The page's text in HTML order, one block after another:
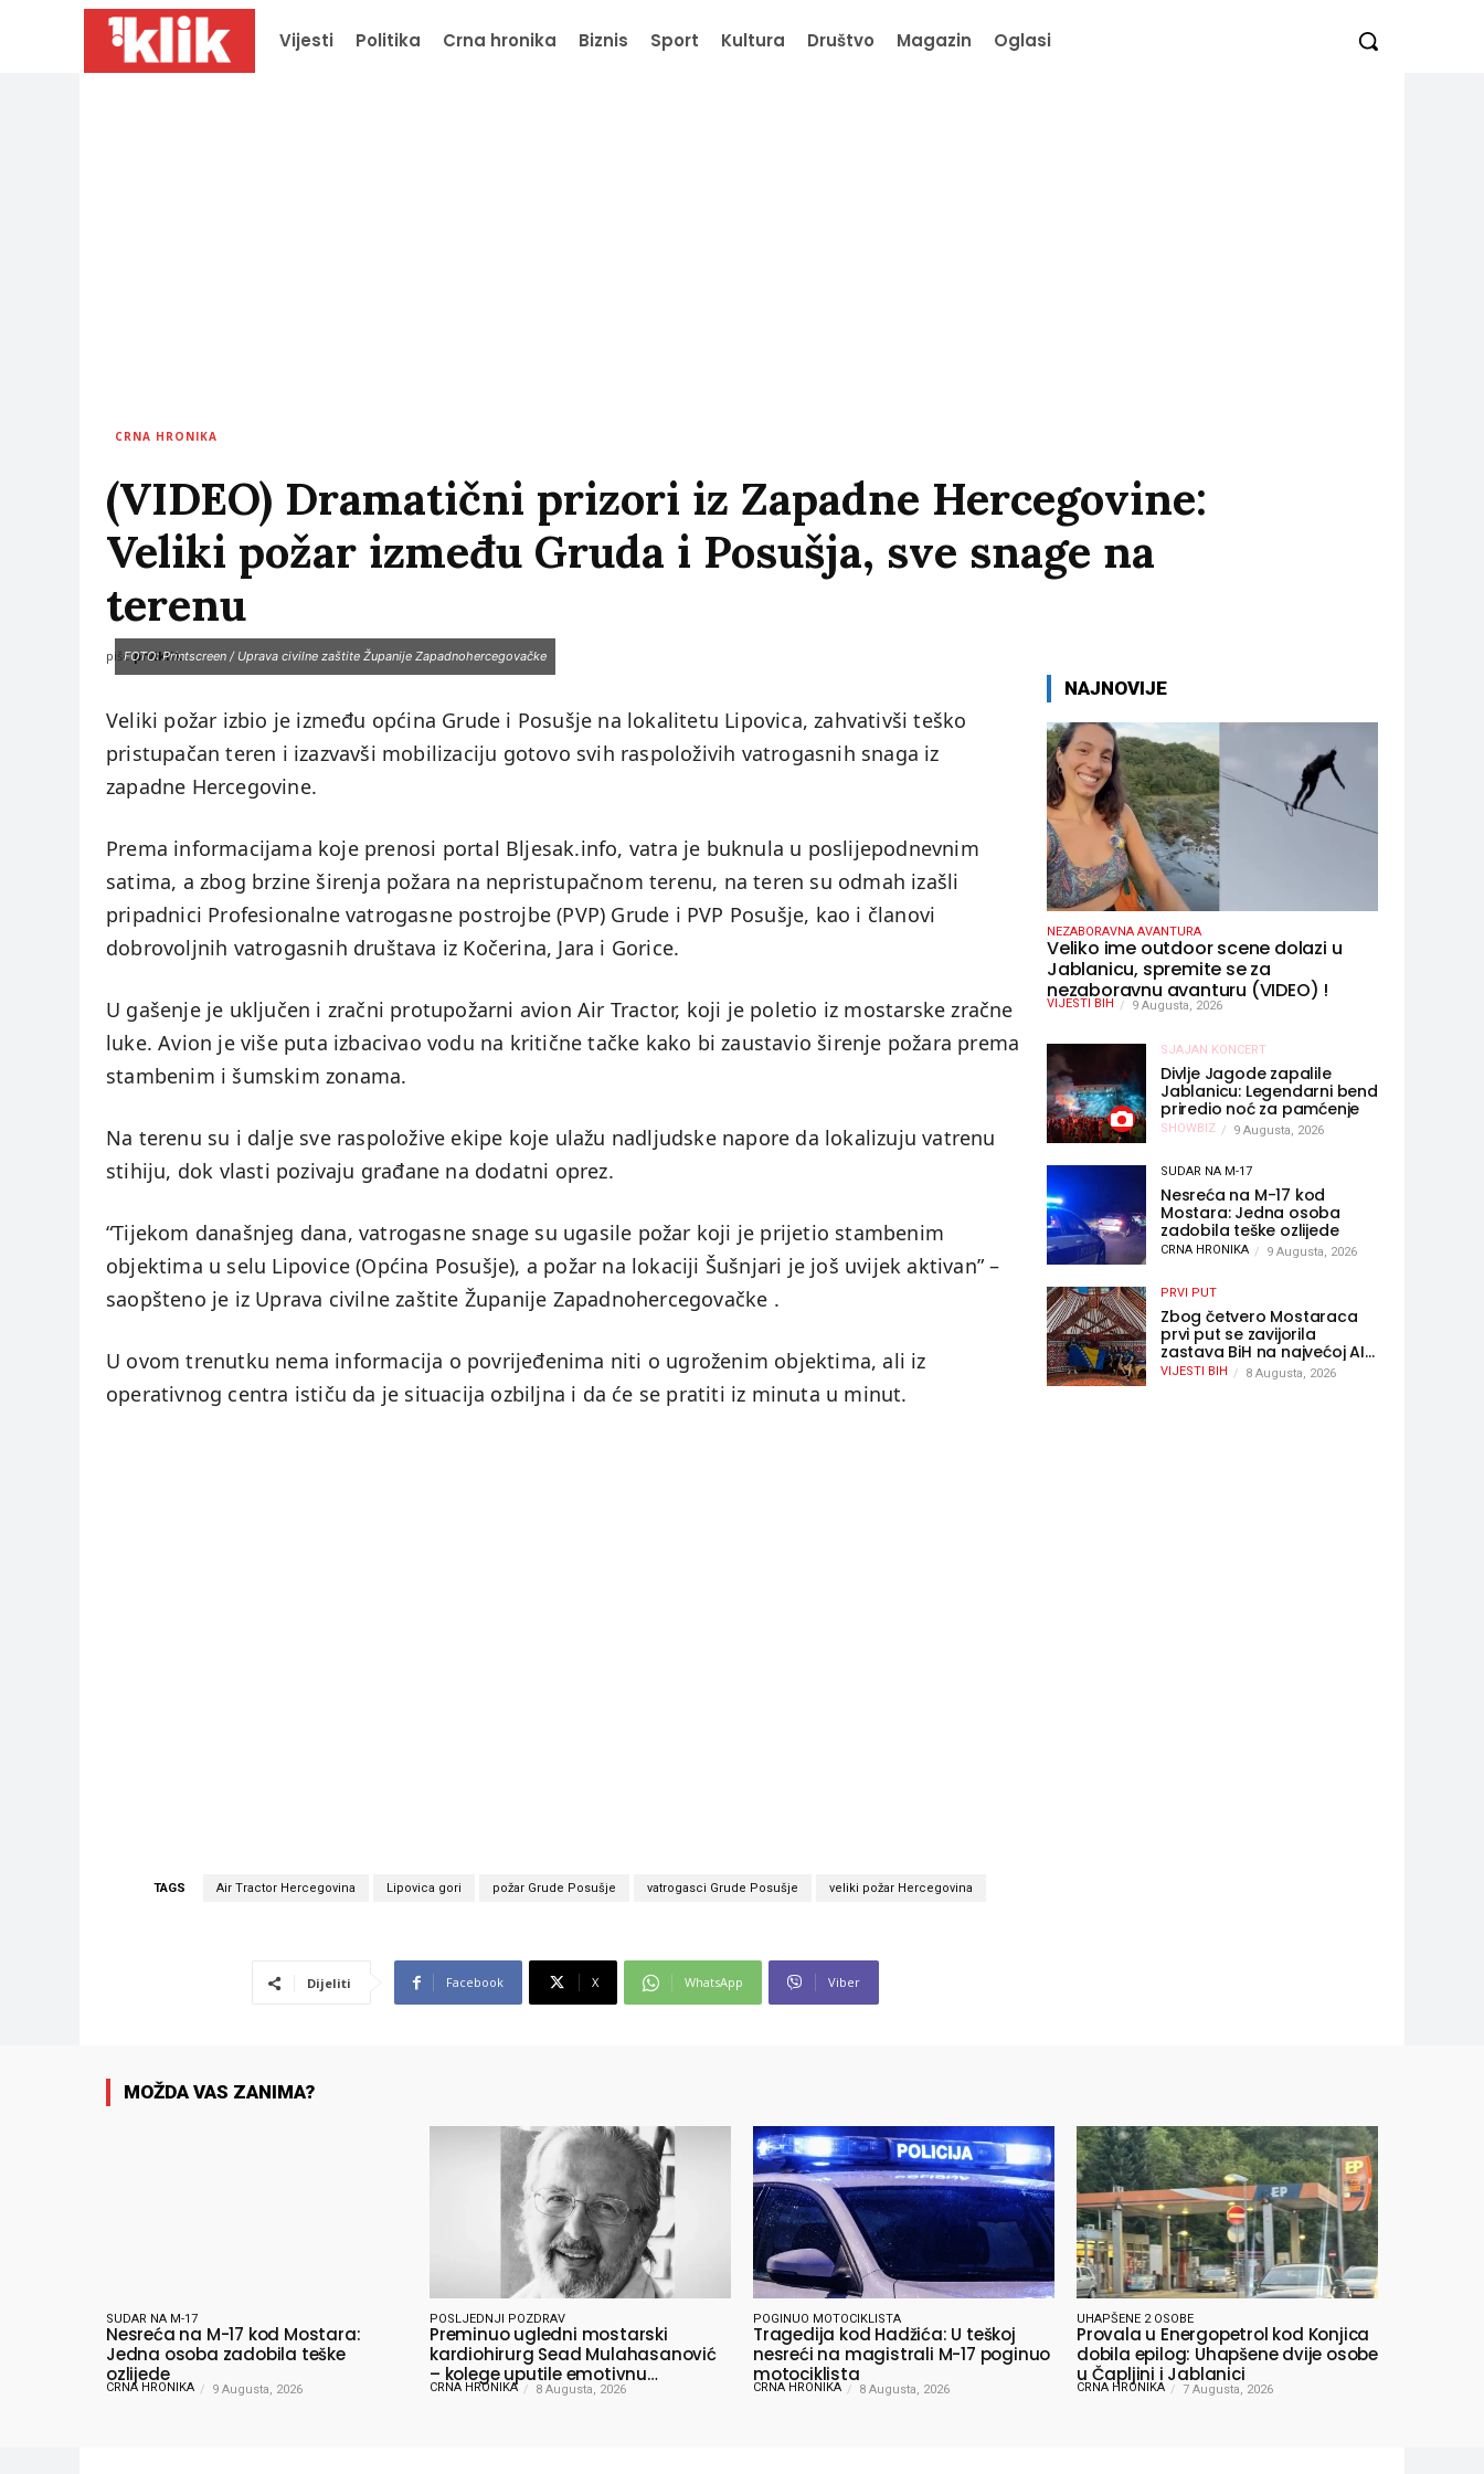
Vijesti Politika Crna hronika Biznis Sport Kultura Društvo Magazin Oglasi
CRNA HRONIKA
(VIDEO) Dramatični prizori iz Zapadne Hercegovine:
Veliki požar između Gruda i Posušja, sve snage na
terenu
piše:prviklik
FOTO: Printscreen / Uprava civilne zaštite Županije Zapadnohercegovačke
Veliki požar izbio je između općina Grude i Posušje na lokalitetu Lipovica, zahvativši teško
pristupačan teren i izazvavši mobilizaciju gotovo svih raspoloživih vatrogasnih snaga iz
zapadne Hercegovine.
Prema informacijama koje prenosi portal Bljesak.info, vatra je buknula u poslijepodnevnim
satima, a zbog brzine širenja požara na nepristupačnom terenu, na teren su odmah izašli
pripadnici Profesionalne vatrogasne postrojbe (PVP) Grude i PVP Posušje, kao i članovi
dobrovoljnih vatrogasnih društava iz Kočerina, Jara i Gorice.
U gašenje je uključen i zračni protupožarni avion Air Tractor, koji je poletio iz mostarske zračne
luke. Avion je više puta izbacivao vodu na kritične tačke kako bi zaustavio širenje požara prema
stambenim i šumskim zonama.
Na terenu su i dalje sve raspoložive ekipe koje ulažu nadljudske napore da lokalizuju vatrenu
stihiju, dok vlasti pozivaju građane na dodatni oprez.
“Tijekom današnjeg dana, vatrogasne snage su ugasile požar koji je prijetio stambenim
objektima u selu Lipovice (Općina Posušje), a požar na lokaciji Šušnjari je još uvijek aktivan” –
saopšteno je iz Uprava civilne zaštite Županije Zapadnohercegovačke .
U ovom trenutku nema informacija o povrijeđenima niti o ugroženim objektima, ali iz
operativnog centra ističu da je situacija ozbiljna i da će se pratiti iz minuta u minut.
TAGS Air Tractor Hercegovina Lipovica gori požar Grude Posušje vatrogasci Grude Posušje veliki požar Hercegovina
Dijeliti Facebook X WhatsApp Viber
NAJNOVIJE
NEZABORAVNA AVANTURA
Veliko ime outdoor scene dolazi u
Jablanicu, spremite se za
nezaboravnu avanturu (VIDEO) !
VIJESTI BIH 9 Augusta, 2026
SJAJAN KONCERT
Divlje Jagode zapalile
Jablanicu: Legendarni bend
priredio noć za pamćenje
SHOWBIZ 9 Augusta, 2026
SUDAR NA M-17
Nesreća na M-17 kod
Mostara: Jedna osoba
zadobila teške ozlijede
CRNA HRONIKA 9 Augusta, 2026
PRVI PUT
Zbog četvero Mostaraca
prvi put se zavijorila
zastava BiH na najvećoj AI
olimpijadi, a sada je njihov
mentor postao član
VIJESTI BIH 8 Augusta, 2026
MOŽDA VAS ZANIMA?
SUDAR NA M-17
Nesreća na M-17 kod Mostara:
Jedna osoba zadobila teške
ozlijede
CRNA HRONIKA 9 Augusta, 2026
POSLJEDNJI POZDRAV
Preminuo ugledni mostarski
kardiohirurg Sead Mulahasanović
– kolege uputile emotivnu
oproštajnu poruku
CRNA HRONIKA 8 Augusta, 2026
POGINUO MOTOCIKLISTA
Tragedija kod Hadžića: U teškoj
nesreći na magistrali M-17 poginuo
motociklista
CRNA HRONIKA 8 Augusta, 2026
UHAPŠENE 2 OSOBE
Provala u Energopetrol kod Konjica
dobila epilog: Uhapšene dvije osobe
u Čapljini i Jablanici
CRNA HRONIKA 7 Augusta, 2026